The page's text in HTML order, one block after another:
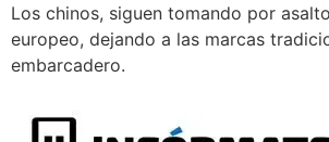
Los chinos, siguen tomando por
europeo, dejando a las marcas
embarcadero.